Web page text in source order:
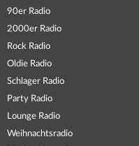
90er Radio
2000er Radio
Rock Radio
Oldie Radio
Schlager Radio
Party Radio
Lounge Radio
Weihnachtsradio